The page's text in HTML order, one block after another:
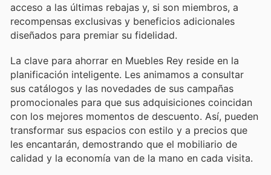
acceso a las últimas rebajas y, si son miembros, a
recompensas exclusivas y beneficios adicionales
diseñados para premiar su fidelidad.
La clave para ahorrar en Muebles Rey reside en la
planificación inteligente. Les animamos a consultar
sus catálogos y las novedades de sus campañas
promocionales para que sus adquisiciones coincidan
con los mejores momentos de descuento. Así, pueden
transformar sus espacios con estilo y a precios que
les encantarán, demostrando que el mobiliario de
calidad y la economía van de la mano en cada visita.